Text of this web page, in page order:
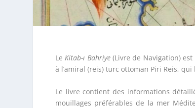
LeKitab-ı Bahriye(Livre de Navigation) est
à l’amiral (reis) turc ottoman Piri Reis,
Le livre contient des informations
mouillages préférables de la mer